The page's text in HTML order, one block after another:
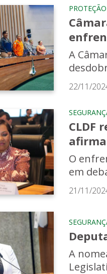
A
22/11/
CLDF
O
em
21/11/
A